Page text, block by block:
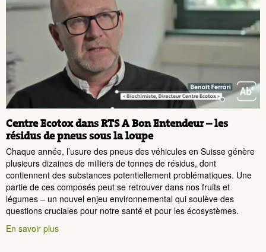
Centre Ecotox dans RTS A Bon Entendeur – les
résidus de pneus sous la loupe
Chaque année, l’usure des pneus des véhicules en Suisse génère
plusieurs dizaines de milliers de tonnes de résidus, dont
contiennent des substances potentiellement problématiques. Une
partie de ces composés peut se retrouver dans nos fruits et
légumes – un nouvel enjeu environnemental qui soulève des
questions cruciales pour notre santé et pour les écosystèmes.
En savoir plus